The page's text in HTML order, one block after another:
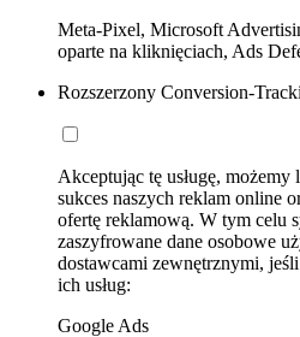
Meta-Pixel, Microsoft
oparte na kliknięciach, Ads
Rozszerzony Conversion-
Akceptując tę usługę,
sukces naszych reklam online
ofertę reklamową. W tym celu
zaszyfrowane dane osobowe
dostawcami zewnętrznymi,
ich usług:
Google Ads